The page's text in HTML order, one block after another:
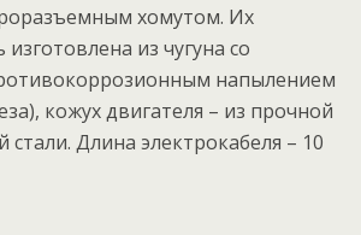
хомутом. Их
из чугуна со
напылением
кожух двигателя – из прочной
Длина электрокабеля – 10